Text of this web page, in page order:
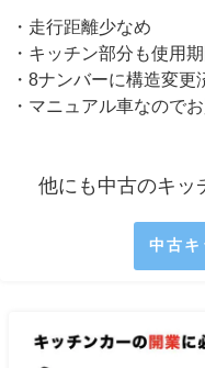
・走行距離少なめ
・キッチン部分も使用
・8ナンバーに構造変更
・マニュアル車なので
他にも中古のキッ
中古キ